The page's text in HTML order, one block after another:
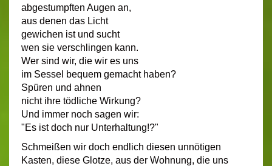
abgestumpften Augen an,
aus denen das Licht
gewichen ist und sucht
wen sie verschlingen kann.
Wer sind wir, die wir es uns
im Sessel bequem gemacht haben?
Spüren und ahnen
nicht ihre tödliche Wirkung?
Und immer noch sagen wir:
"Es ist doch nur Unterhaltung!?"
Schmeißen wir doch endlich diesen unnötigen
Kasten, diese Glotze, aus der Wohnung, die uns